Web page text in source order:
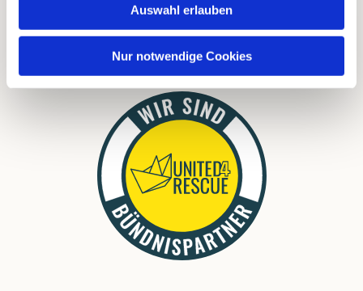
Auswahl erlauben
Nur notwendige Cookies